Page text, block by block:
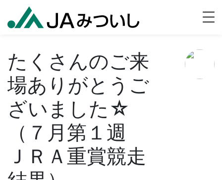
たくさんのご来
場ありがとうご
ざいました☆
（７月第１週
ＪＲＡ重賞競走